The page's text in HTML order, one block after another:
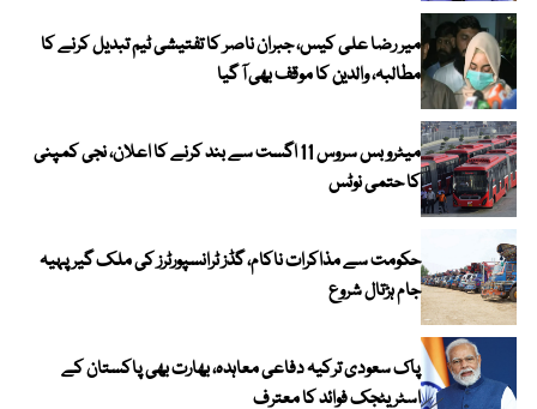
میر رضا علی کیس، جبران ناصر کا تفتیشی ٹیم تبدیل کرنے کا
مطالبہ، والدین کا موقف بھی آ گیا
میٹرو بس سروس 11 اگست سے بند کرنے کا اعلان، نجی کمپنی
کا حتمی نوٹس
حکومت سے مذاکرات ناکام، گڈز ٹرانسپورٹرز کی ملک گیر پہیہ
جام ہڑتال شروع
پاک سعودی ترکیہ دفاعی معاہدہ، بھارت بھی پاکستان کے
اسٹریٹجک فوائد کا معترف